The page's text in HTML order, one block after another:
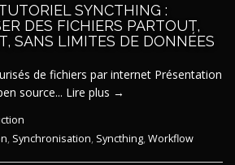
SYNCTHING :
DES FICHIERS PARTOUT,
SANS LIMITES DE DONNÉES
de fichiers par internet Présentation
source... Lire plus →
, Synchronisation, Syncthing,Workflow